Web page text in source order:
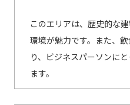
このエリアは、歴史的な
環境が魅力です。また、
り、ビジネスパーソンに
ます。